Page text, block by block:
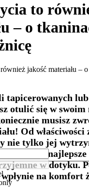
to
– o
tapicerowanych
otulić się w swoim
musisz
Od właściwości
nie tylko jej
– tylko najlepsze
w dotyku.
na komfort